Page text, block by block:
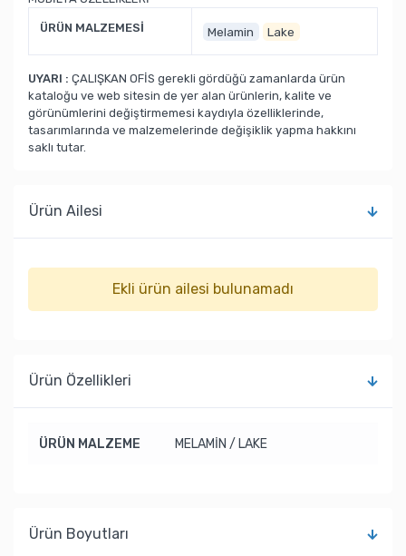
ÜRÜN MALZEMESİ Melamin Lake
UYARI : ÇALIŞKAN OFİS gerekli gördüğü zamanlarda ürün
kataloğu ve web sitesin de yer alan ürünlerin, kalite ve
görünümlerini değiştirmemesi kaydıyla özelliklerinde,
tasarımlarında ve malzemelerinde değişiklik yapma hakkını
saklı tutar.
Ürün Ailesi
Ekli ürün ailesi bulunamadı
Ürün Özellikleri
ÜRÜN MALZEME MELAMİN / LAKE
Ürün Boyutları